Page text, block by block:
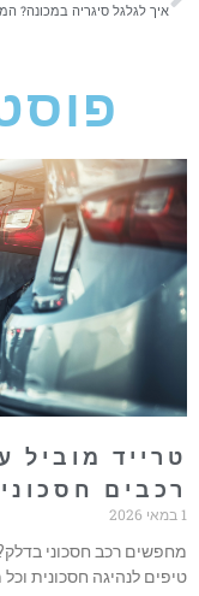
מוביל
רכב חסכוני בדלק?
לנהיגה חסכונית וכל